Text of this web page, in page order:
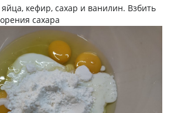
кефир, сахар и ванилин. Взбить
сахара